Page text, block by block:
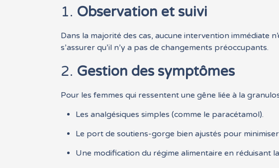
1. Observation et suivi
Dans la majorité des cas, aucune intervention immédiate
s’assurer qu’il n’y a pas de changements préoccupants.
2. Gestion des symptômes
Pour les femmes qui ressentent une gêne liée à la
Les analgésiques simples (comme le paracétamol).
Le port de soutiens-gorge bien ajustés pour
Une modification du régime alimentaire en réduisant